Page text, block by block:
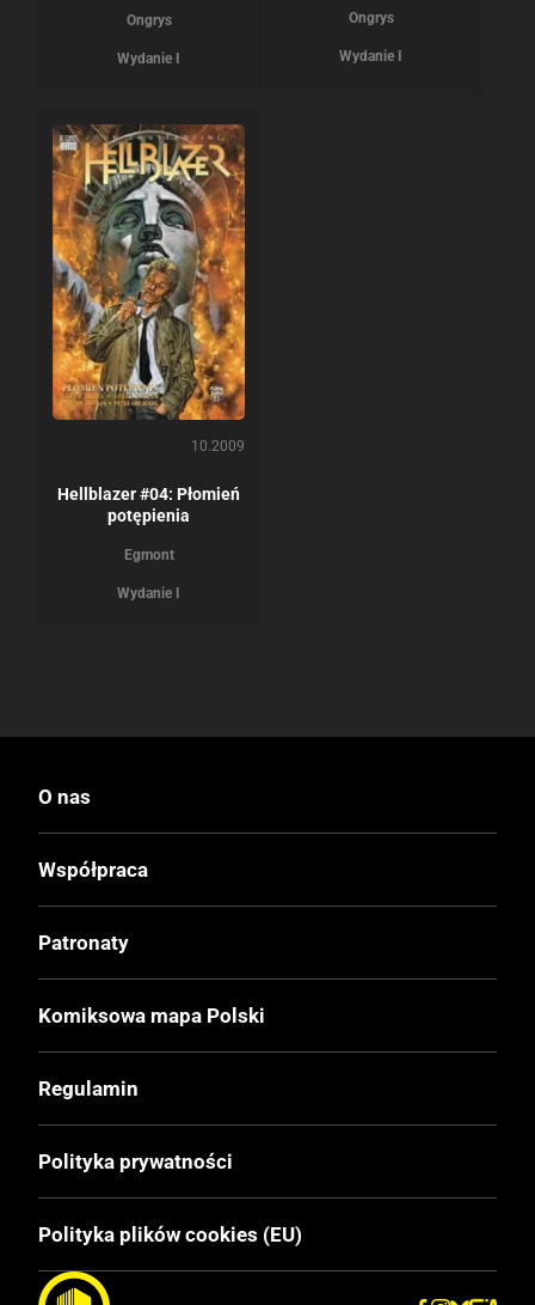
Ongrys
Wydanie I
Ongrys
Wydanie I
10.2009
Hellblazer #04: Płomień
potępienia
Egmont
Wydanie I
O nas
Współpraca
Patronaty
Komiksowa mapa Polski
Regulamin
Polityka prywatności
Polityka plików cookies (EU)